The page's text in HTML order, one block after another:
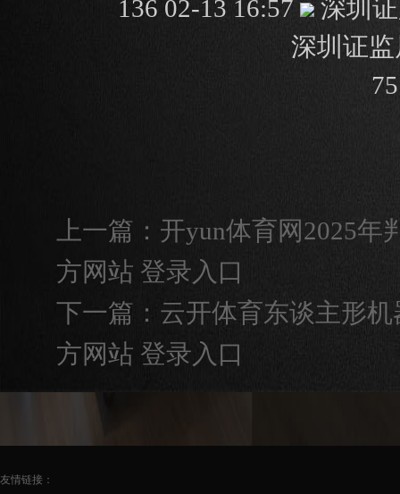
136 02-13 16:57
深圳证
深圳证
上一篇： 开yun体育网2025年
方网站 登录入口
下一篇： 云开体育东谈主形
方网站 登录入口
友情链接：